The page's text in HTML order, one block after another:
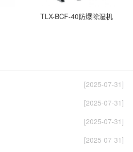
TLX-BCF-40防爆除湿机
[2025-07-31]
[2025-07-31]
[2025-07-31]
[2025-07-31]